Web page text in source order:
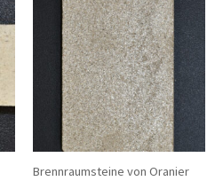
Brennraumsteine von Oranier